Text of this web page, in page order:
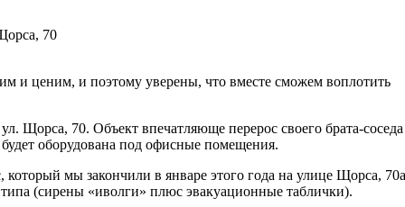
70
и ценим, и поэтому уверены, что вместе сможем воплотить
Щорса, 70. Объект впечатляюще перерос своего брата-соседа
оборудована под офисные помещения.
мы закончили в январе этого года на улице Щорса,
(сирены «иволги» плюс эвакуационные таблички).